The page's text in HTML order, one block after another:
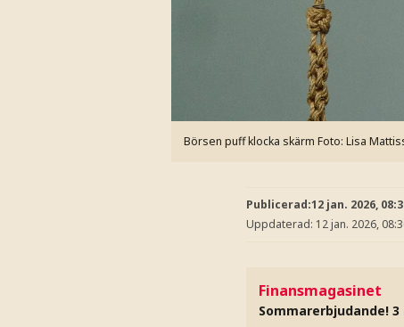
Börsen puff klocka skärm Foto: Lisa
Publicerad:12 jan. 2026,
Uppdaterad: 12 jan. 2026,
Finansmagasinet
Sommarerbjudande!